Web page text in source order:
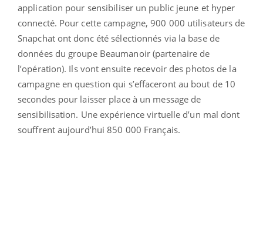
application pour sensibiliser un public jeune et hyper
connecté. Pour cette campagne, 900 000 utilisateurs de
Snapchat ont donc été sélectionnés via la base de
données du groupe Beaumanoir (partenaire de
l’opération). Ils vont ensuite recevoir des photos de la
campagne en question qui s’effaceront au bout de 10
secondes pour laisser place à un message de
sensibilisation. Une expérience virtuelle d’un mal dont
souffrent aujourd’hui 850 000 Français.